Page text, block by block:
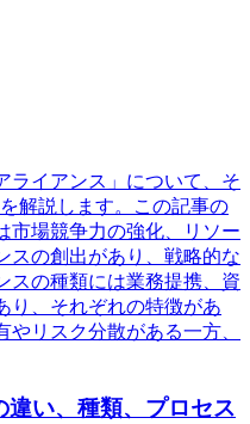
ライアンス」について、そ
解説します。この記事の
市場競争力の強化、リソー
スの創出があり、戦略的な
スの種類には業務提携、資
り、それぞれの特徴があ
リスク分散がある一方、
い、種類、プロセス